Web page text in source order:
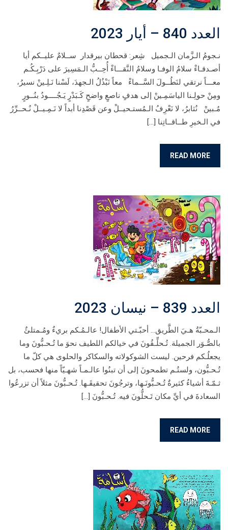
العدد 840 – أيار 2023
نـجومُ الـزَّمان الـجميل شِعر: قحطان بيرقدار ســلامٌ عليــكم أيا
أصـدقـاءْ سلامُ الوفـا وسلامُ النَّقـــاءْ أُحِــبُّ الـمَسِيرَ على دَرْبِـكُـم
معـــاً نرتقي لنَطُــولَ السَّــماءْ معاً نَبْذُلُ الـجهدَ، لَسْنا نَـلِـينْ نسيرُ،
ومِنْ حولِـنا الياسَمِـينْ إلى هدفٍ ناصعٍ واضحٍ كَـبَدْرٍ يَـجُــــودُ بنُــورٍ
مُـبينْ نُثابرُ، لا نَعْرِفُ الـمُستـحيــلْ وعن قَصْدِنا أبداً لا نَـمِـيــلْ نُـحــرِّرُ
في الـخيرِ طــاقــاتِنا […]
READ MORE
العدد 839 – نيسان 2023
الـمحـبّةُ هـيَ الطَّريق… أحبّـتي الأطفال! عالـمُـكم بريءٌ ومُـمتلئٌ
بالصُّـوَر الجميلة. تُـحلِّـقُونَ في خيالكم اللطيف نحوَ ما تُـحـبُّونَ وما
يجعلُـكم فرحين. ليست الشوكولاته والسكاكر والحلوى هي كلّ ما
تُـحـبُّون، ولستُـم تطمحونَ إلى أن تبنُوا عالـمـاً شهـيّاً منها فحسب، بل
ثـمّـةَ أشياءُ كثيرةٌ تُـحـبُّونَـها، وترجُونَ تحقيقَـها. تُـحـبُّونَ مثلاً أن تزرعُوا
السعادةَ في أيِّ مكان تَـحلُّونَ فيه. تُـحـبُّونَ […]
READ MORE